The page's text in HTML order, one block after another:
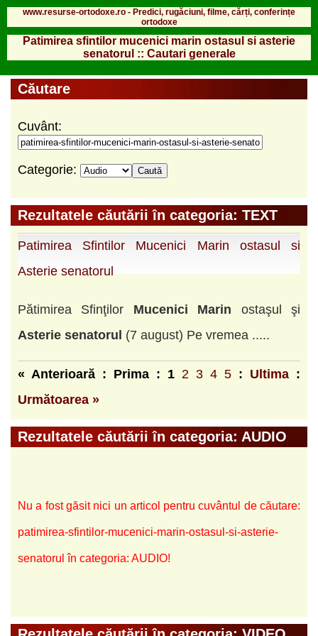
www.resurse-ortodoxe.ro - Predici, rugăciuni, filme, cărți, conferințe
ortodoxe
Patimirea sfintilor mucenici marin ostasul si asterie
senatorul :: Cautari generale
Căutare
Cuvânt:
Categorie:
Rezultatele căutării în categoria: TEXT
Patimirea Sfintilor Mucenici Marin ostasul si
Asterie senatorul
Pătimirea Sfinţilor Mucenici Marin ostaşul şi
Asterie senatorul (7 august) Pe vremea .....
« Anterioară : Prima : 1 2 3 4 5 : Ultima :
Următoarea »
Rezultatele căutării în categoria: AUDIO
Nu a fost găsit nici un articol pentru cuvântul de căutare:
patimirea-sfintilor-mucenici-marin-ostasul-si-asterie-
senatorul în categoria: AUDIO!